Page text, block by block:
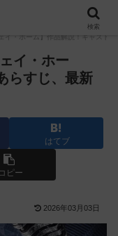
イ・ホーム】作品解説！キャスト
イ・ホー
らすじ、最新
はてブ
コピー
2026年03月03日
検索